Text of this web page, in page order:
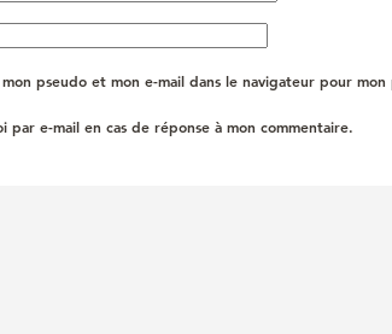
pseudo et mon e-mail dans le navigateur pour mon
par e-mail en cas de réponse à mon commentaire.